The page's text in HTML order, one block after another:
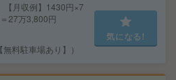
月収例】1430円×7
27万3,800円
料駐車場あり】）
気になる!